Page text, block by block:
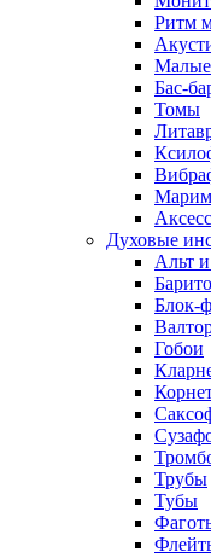
Ритм
Малые
Бас-
Томы
Духовые
Альт
Блок-
Гобои
Трубы
Тубы